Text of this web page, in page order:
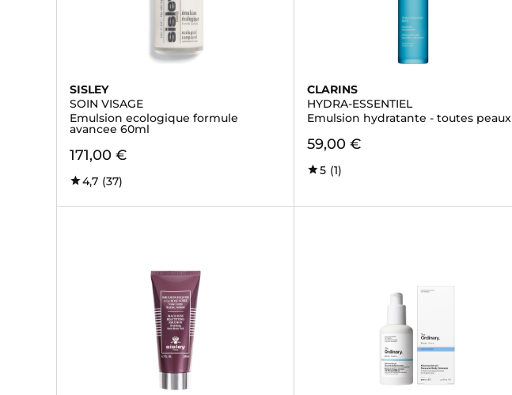
SISLEY
SOIN VISAGE
Emulsion ecologique formule
avancee 60ml
171,00 €
4,7 (37)
CLARINS
HYDRA-ESSENTIEL
Emulsion hydratante - toutes peaux
59,00 €
5 (1)